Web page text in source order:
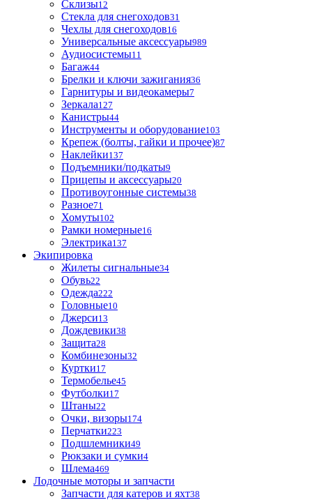
Склизы12
Стекла для снегоходов31
Чехлы для снегоходов16
Универсальные аксессуары989
Аудиосистемы11
Багаж44
Брелки и ключи зажигания36
Гарнитуры и видеокамеры7
Зеркала127
Канистры44
Инструменты и оборудование103
Крепеж (болты, гайки и прочее)87
Наклейки137
Подъемники/подкаты9
Прицепы и аксессуары20
Противоугонные системы38
Разное71
Хомуты102
Рамки номерные16
Электрика137
Экипировка
Жилеты сигнальные34
Обувь22
Одежда222
Головные10
Джерси13
Дождевики38
Защита28
Комбинезоны32
Куртки17
Термобелье45
Футболки17
Штаны22
Очки, визоры174
Перчатки223
Подшлемники49
Рюкзаки и сумки4
Шлема469
Лодочные моторы и запчасти
Запчасти для катеров и яхт38